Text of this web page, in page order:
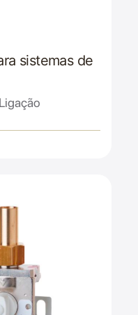
sistemas de